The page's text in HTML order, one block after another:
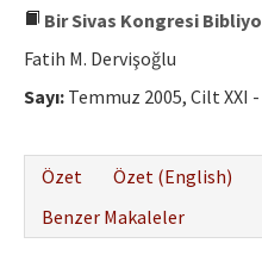
Bir Sivas Kongresi
Fatih M. Dervişoğlu
Sayı: Temmuz 2005, Cilt XXI -
Özet
Özet (English)
Benzer Makaleler